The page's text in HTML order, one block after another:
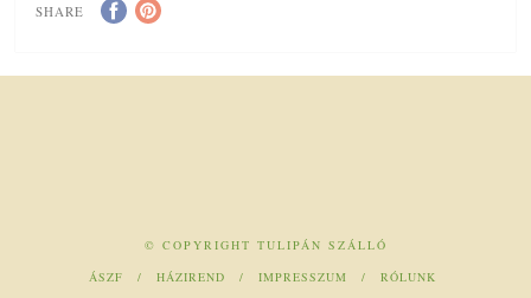
SHARE
© COPYRIGHT TULIPÁN SZÁLLÓ
ÁSZF
HÁZIREND IMPRESSZUM RÓLUNK